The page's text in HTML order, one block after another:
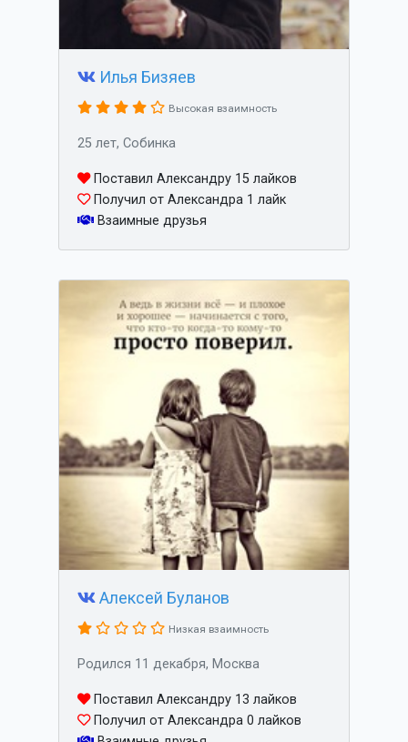
Илья Бизяев
Высокая взаимность
25 лет, Собинка
Поставил Александру 15 лайков
Получил от Александра 1 лайк
Взаимные друзья
Алексей Буланов
Низкая взаимность
Родился 11 декабря, Москва
Поставил Александру 13 лайков
Получил от Александра 0 лайков